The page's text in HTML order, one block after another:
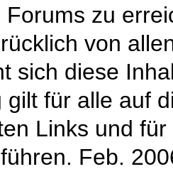
Forums zu
von
sich diese
gilt für alle auf
Links und
Feb.